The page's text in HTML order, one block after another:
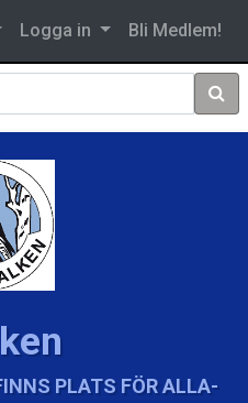
Logga in Bli Medlem!
Sök
PLATS FÖR ALLA-